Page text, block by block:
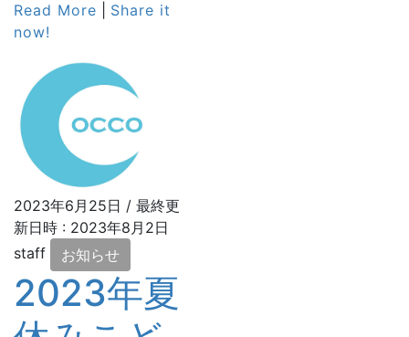
Read More
Share it
now!
2023年6月25日 / 最終更
新日時 : 2023年8月2日
staff
お知らせ
2023年夏